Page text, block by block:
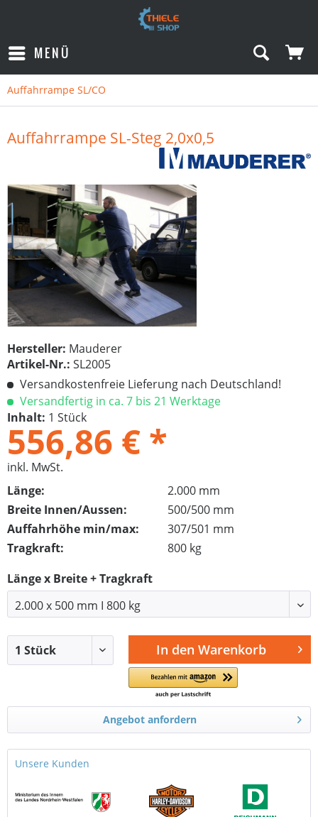
MENÜ
Auffahrrampe SL/CO
Auffahrrampe SL-Steg 2,0x0,5
Hersteller: Mauderer
Artikel-Nr.: SL2005
Versandkostenfreie Lieferung nach Deutschland!
Versandfertig in ca. 7 bis 21 Werktage
Inhalt: 1 Stück
556,86 € *
inkl. MwSt.
Länge:
2.000 mm
Breite Innen/Aussen:
500/500 mm
Auffahrhöhe min/max:
307/501 mm
Tragkraft:
800 kg
Länge x Breite + Tragkraft
In den Warenkorb
Angebot anfordern
Unsere Kunden